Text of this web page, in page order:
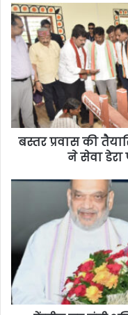
बस्तर प्रवास की
ने सेवा डेरा